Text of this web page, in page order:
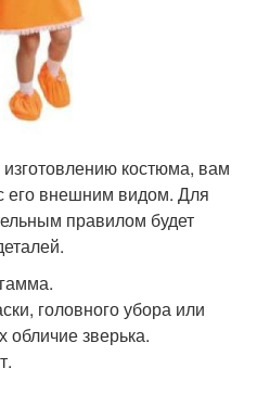
костюма, вам
его внешним видом. Для
правилом будет
головного убора или
зверька.